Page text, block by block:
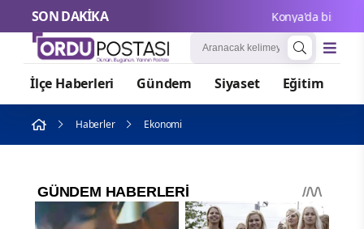
SON DAKİKA Konya'da bisiklet
İlçe Haberleri Gündem Siyaset Eğitim
Haberler Ekonomi